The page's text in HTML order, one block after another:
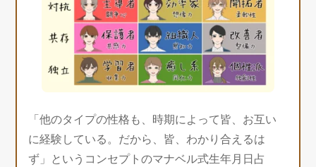
「他のタイプの性格も、時期によって皆、お互い
に経験している。だから、皆、わかり合えるは
ず」というコンセプトのマナベル式生年月日占